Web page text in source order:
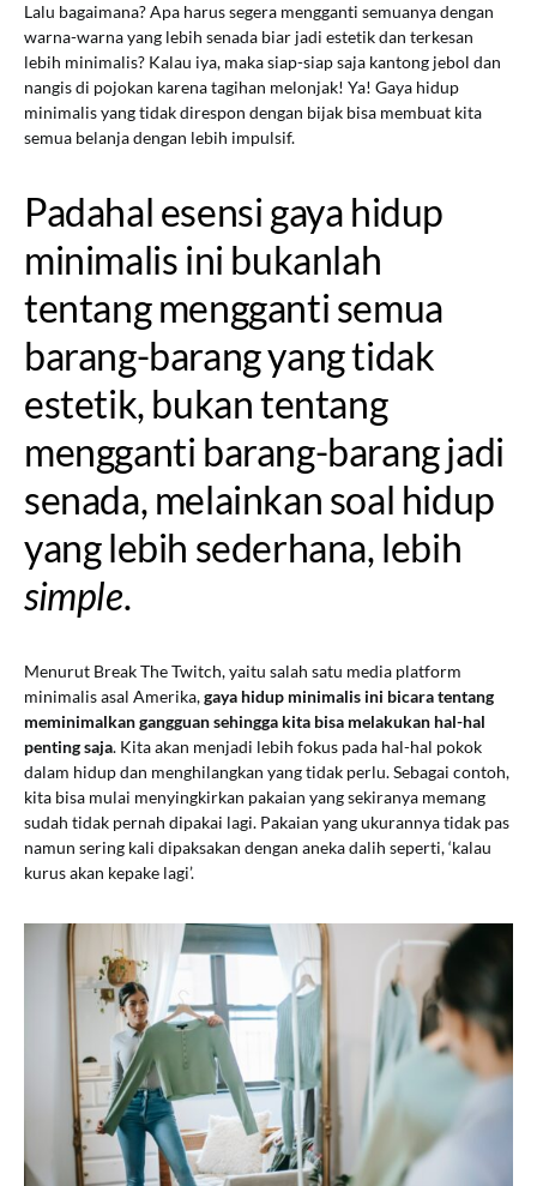
Lalu bagaimana? Apa harus segera mengganti semuanya dengan
warna-warna yang lebih senada biar jadi estetik dan terkesan
lebih minimalis? Kalau iya, maka siap-siap saja kantong jebol dan
nangis di pojokan karena tagihan melonjak! Ya! Gaya hidup
minimalis yang tidak direspon dengan bijak bisa membuat kita
semua belanja dengan lebih impulsif.
Padahal esensi gaya hidup
minimalis ini bukanlah
tentang mengganti semua
barang-barang yang tidak
estetik, bukan tentang
mengganti barang-barang jadi
senada, melainkan soal hidup
yang lebih sederhana, lebih
simple.
Menurut Break The Twitch, yaitu salah satu media platform
minimalis asal Amerika,gaya hidup minimalis ini bicara tentang
meminimalkan gangguan sehingga kita bisa melakukan hal-hal
penting saja. Kita akan menjadi lebih fokus pada hal-hal pokok
dalam hidup dan menghilangkan yang tidak perlu. Sebagai contoh,
kita bisa mulai menyingkirkan pakaian yang sekiranya memang
sudah tidak pernah dipakai lagi. Pakaian yang ukurannya tidak pas
namun sering kali dipaksakan dengan aneka dalih seperti, ‘kalau
kurus akan kepake lagi’.